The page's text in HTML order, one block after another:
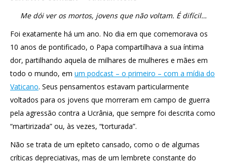
Me dói ver os mortos, jovens que não voltam. É difícil…
Foi exatamente há um ano. No dia em que comemorava os
10 anos de pontificado, o Papa compartilhava a sua íntima
dor, partilhando aquela de milhares de mulheres e mães em
todo o mundo, em um podcast – o primeiro – com a mídia do
Vaticano. Seus pensamentos estavam particularmente
voltados para os jovens que morreram em campo de guerra
pela agressão contra a Ucrânia, que sempre foi descrita como
“martirizada” ou, às vezes, “torturada”.
Não se trata de um epíteto cansado, como o de algumas
críticas depreciativas, mas de um lembrete constante do